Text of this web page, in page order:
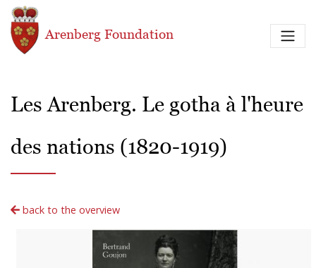
Skip to main content
Arenberg Foundation
Les Arenberg. Le gotha à l'heure
des nations (1820-1919)
back to the overview